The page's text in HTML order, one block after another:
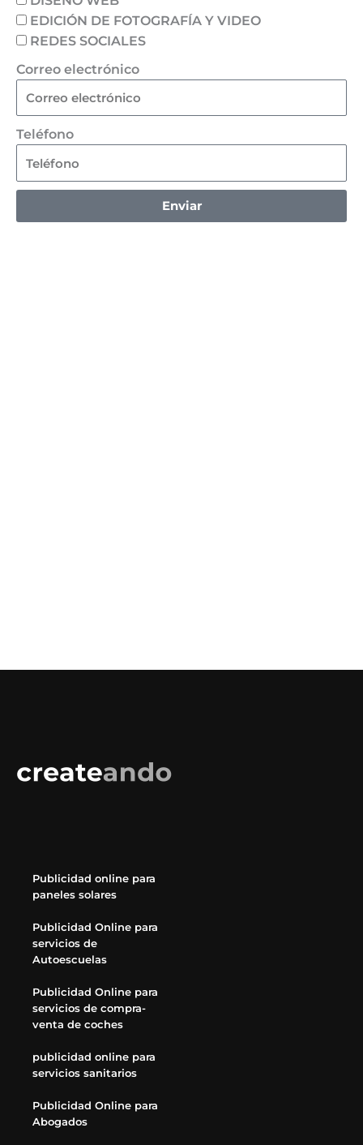
EDICIÓN DE FOTOGRAFÍA Y VIDEO
REDES SOCIALES
Correo electrónico
Teléfono
Enviar
Publicidad online para
paneles solares
Publicidad Online para
servicios de
Autoescuelas
Publicidad Online para
servicios de compra-
venta de coches
publicidad online para
servicios sanitarios
Publicidad Online para
Abogados